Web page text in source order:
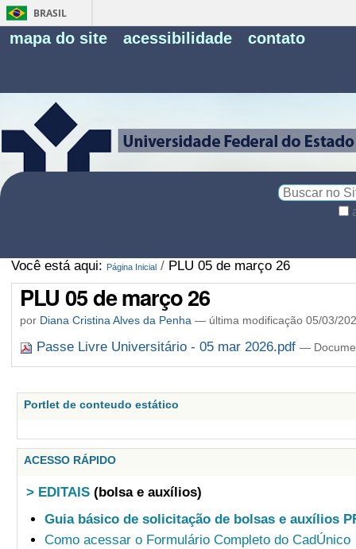
BRASIL
mapa do site acessibilidade contato
Você está aqui: Página Inicial / PLU 05 de março 26
PLU 05 de março 26
por Diana Cristina Alves da Penha— última modificação05/03/
Passe Livre Universitário - 05 mar 2026.pdf —
Portlet de conteudo estático
ACESSO RÁPIDO
> EDITAIS (bolsa e auxílios)
Guia básico de solicitação de bolsas e auxílios
Como acessar o Formulário Completo do CadÚnico